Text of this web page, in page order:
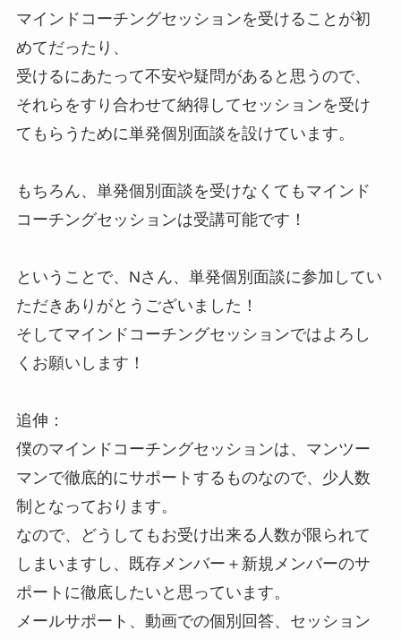
マインドコーチングセッションを受けることが初
めてだったり、
受けるにあたって不安や疑問があると思うので、
それらをすり合わせて納得してセッションを受け
てもらうために単発個別面談を設けています。
もちろん、単発個別面談を受けなくてもマインド
コーチングセッションは受講可能です！
ということで、Nさん、単発個別面談に参加してい
ただきありがとうございました！
そしてマインドコーチングセッションではよろし
くお願いします！
追伸：
僕のマインドコーチングセッションは、マンツー
マンで徹底的にサポートするものなので、少人数
制となっております。
なので、どうしてもお受け出来る人数が限られて
しまいますし、既存メンバー＋新規メンバーのサ
ポートに徹底したいと思っています。
メールサポート、動画での個別回答、セッション